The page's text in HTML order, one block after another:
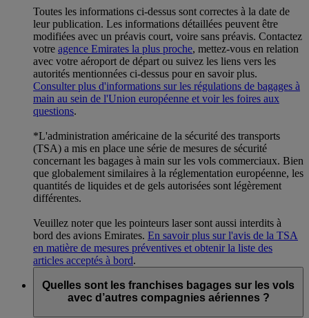
Toutes les informations ci-dessus sont correctes à la date de
leur publication. Les informations détaillées peuvent être
modifiées avec un préavis court, voire sans préavis. Contactez
votre agence Emirates la plus proche, mettez-vous en relation
avec votre aéroport de départ ou suivez les liens vers les
autorités mentionnées ci-dessus pour en savoir plus.
Consulter plus d'informations sur les régulations de bagages à
main au sein de l'Union européenne et voir les foires aux
questions.
*L'administration américaine de la sécurité des transports
(TSA) a mis en place une série de mesures de sécurité
concernant les bagages à main sur les vols commerciaux. Bien
que globalement similaires à la réglementation européenne, les
quantités de liquides et de gels autorisées sont légèrement
différentes.
Veuillez noter que les pointeurs laser sont aussi interdits à
bord des avions Emirates. En savoir plus sur l'avis de la TSA
en matière de mesures préventives et obtenir la liste des
articles acceptés à bord.
Quelles sont les franchises bagages sur les vols
avec d’autres compagnies aériennes ?